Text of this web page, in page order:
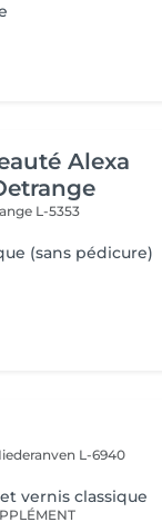
Alexa
L-5353
(sans pédicure)
L-6940
vernis classique